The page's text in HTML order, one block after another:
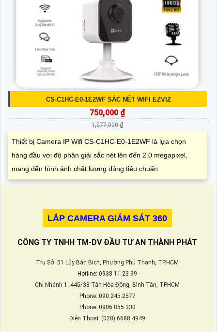
CS-C1HC-E0-1E2WF SẮC NÉT WIFI EZVIZ
750,000 ₫
1,077,000 ₫
Thiết bị Camera IP Wifi CS-C1HC-E0-1E2WF là lựa chọn
hàng đầu với độ phân giải sắc nét lên đến 2.0 megapixel,
mang đến hình ảnh chất lượng đúng tiêu chuẩn
LẮP CAMERA GIÁM SÁT 360
CÔNG TY TNHH TM-DV ĐẦU TƯ AN THÀNH PHÁT
Trụ Sở: 51 Lũy Bán Bích, Phường Phú Thạnh, TP.HCM
Hotline: 0938 11 23 99
Chi Nhánh 1: 445/38 Tân Hòa Đông, Bình Tân, TPHCM
Phone: 090.245.2577
Phone: 0906.855.330
Điện Thoại: (028) 6688.4949